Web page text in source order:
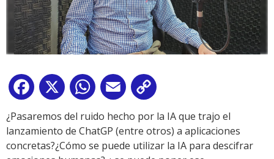
Facebook
X WhatsApp
Email
Link
¿Pasaremos del ruido hecho por la IA que trajo el
lanzamiento de ChatGP (entre otros) a aplicaciones
concretas?¿Cómo se puede utilizar la IA para descifrar